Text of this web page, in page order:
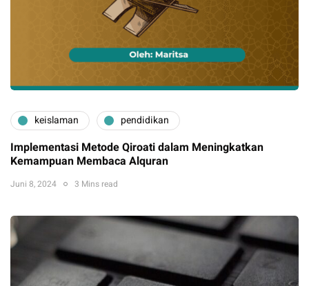
keislaman pendidikan
Implementasi Metode Qiroati dalam Meningkatkan
Kemampuan Membaca Alquran
Juni 8, 2024 3 Mins read